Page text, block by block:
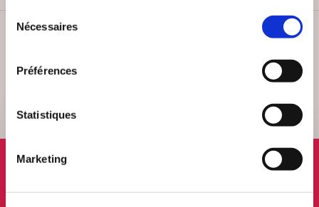
Nécessaires
Préférences
Statistiques
Marketing